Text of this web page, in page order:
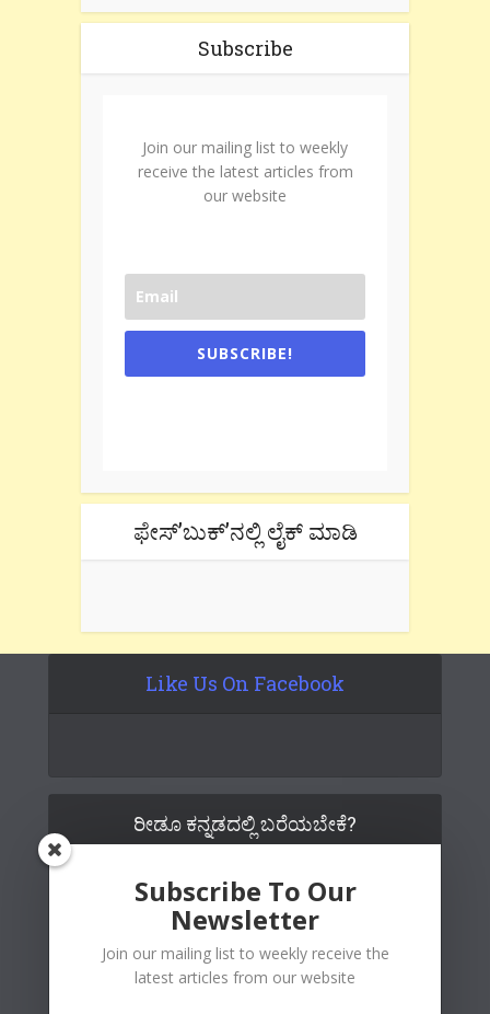
Subscribe
Join our mailing list to weekly
receive the latest articles from
our website
SUBSCRIBE!
ಫೇಸ್’ಬುಕ್’ನಲ್ಲಿ ಲೈಕ್ ಮಾಡಿ
Like Us On Facebook
ರೀಡೂ ಕನ್ನಡದಲ್ಲಿ ಬರೆಯಬೇಕೆ?
Subscribe To Our
Newsletter
Join our mailing list to weekly receive the
latest articles from our website